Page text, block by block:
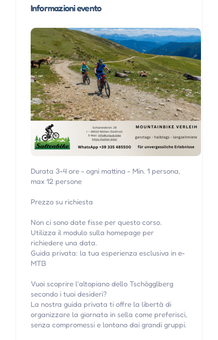
Informazioni evento
Durata 3-4 ore - ogni mattina - Min. 1 persona,
max 12 persone
Prezzo su richiesta
Non ci sono date fisse per questo corso.
Utilizza il modulo sulla homepage per
richiedere una data.
Guida privata: la tua esperienza esclusiva in e-
MTB
Vuoi scoprire l'altopiano dello Tschögglberg
secondo i tuoi desideri?
La nostra guida privata ti offre la libertà di
organizzare la giornata in sella come preferisci,
senza compromessi e lontano dai grandi gruppi.